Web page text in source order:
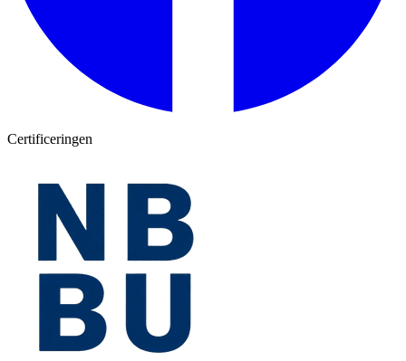
Certificeringen